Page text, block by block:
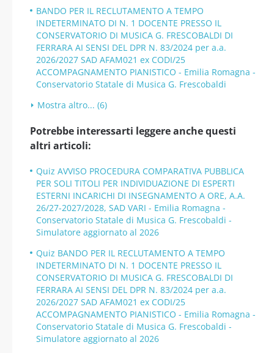
BANDO PER IL RECLUTAMENTO A TEMPO
INDETERMINATO DI N. 1 DOCENTE PRESSO IL
CONSERVATORIO DI MUSICA G. FRESCOBALDI DI
FERRARA AI SENSI DEL DPR N. 83/2024 per a.a.
2026/2027 SAD AFAM021 ex CODI/25
ACCOMPAGNAMENTO PIANISTICO - Emilia Romagna -
Conservatorio Statale di Musica G. Frescobaldi
Mostra altro... (6)
Potrebbe interessarti leggere anche questi
altri articoli:
Quiz AVVISO PROCEDURA COMPARATIVA PUBBLICA
PER SOLI TITOLI PER INDIVIDUAZIONE DI ESPERTI
ESTERNI INCARICHI DI INSEGNAMENTO A ORE, A.A.
26/27-2027/2028, SAD VARI - Emilia Romagna -
Conservatorio Statale di Musica G. Frescobaldi -
Simulatore aggiornato al 2026
Quiz BANDO PER IL RECLUTAMENTO A TEMPO
INDETERMINATO DI N. 1 DOCENTE PRESSO IL
CONSERVATORIO DI MUSICA G. FRESCOBALDI DI
FERRARA AI SENSI DEL DPR N. 83/2024 per a.a.
2026/2027 SAD AFAM021 ex CODI/25
ACCOMPAGNAMENTO PIANISTICO - Emilia Romagna -
Conservatorio Statale di Musica G. Frescobaldi -
Simulatore aggiornato al 2026